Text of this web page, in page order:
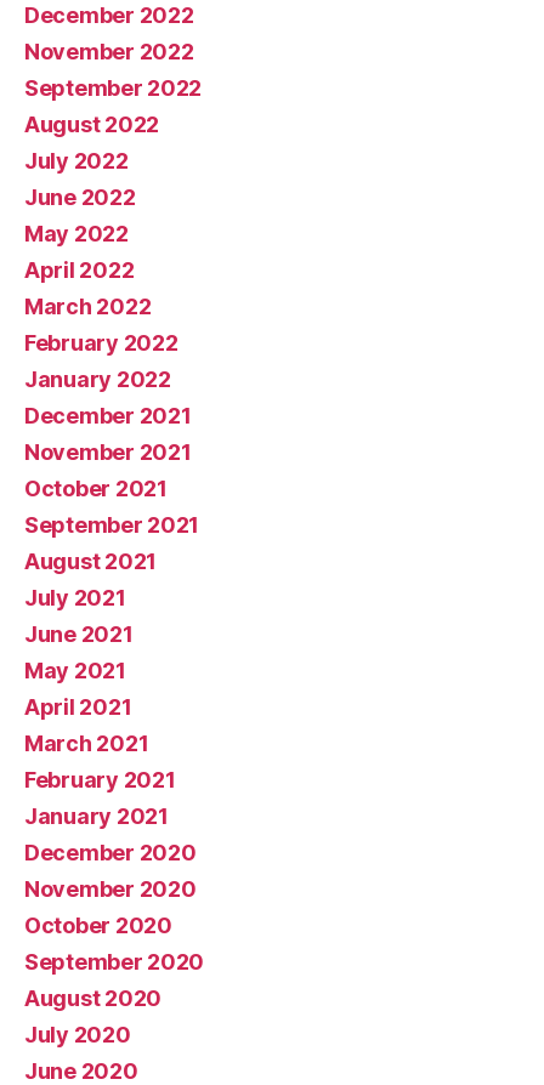
December 2022
November 2022
September 2022
August 2022
July 2022
June 2022
May 2022
April 2022
March 2022
February 2022
January 2022
December 2021
November 2021
October 2021
September 2021
August 2021
July 2021
June 2021
May 2021
April 2021
March 2021
February 2021
January 2021
December 2020
November 2020
October 2020
September 2020
August 2020
July 2020
June 2020